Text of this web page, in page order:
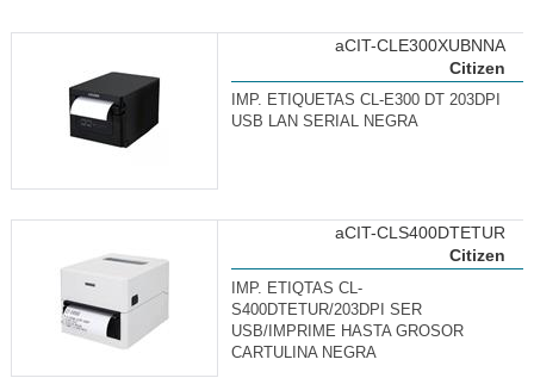
Citizen
aCIT-CLE300XUBNNA
IMP. ETIQUETAS CL-E300 DT 203DPI
USB LAN SERIAL NEGRA
Citizen
aCIT-CLS400DTETUR
IMP. ETIQTAS CL-
S400DTETUR/203DPI SER
USB/IMPRIME HASTA GROSOR
CARTULINA NEGRA